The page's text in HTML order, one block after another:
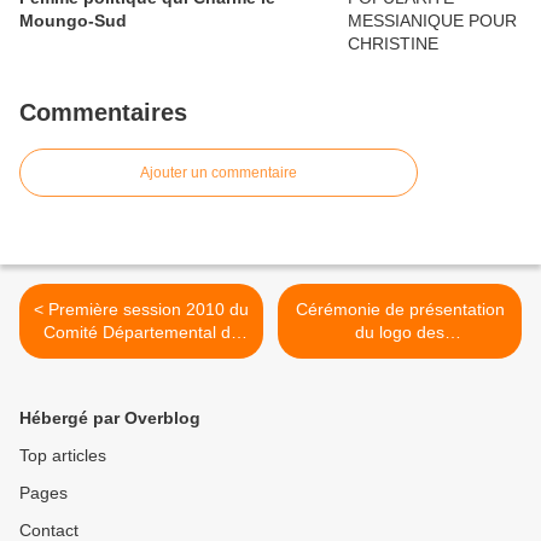
Moungo-Sud
Commentaires
Ajouter un commentaire
< Première session 2010 du
Comité Départemental de
Suivi Participatif du BIP du
Cérémonie de présentation
du logo des
cinquantenaires au
Hébergé par Overblog
Top articles
Pages
Contact